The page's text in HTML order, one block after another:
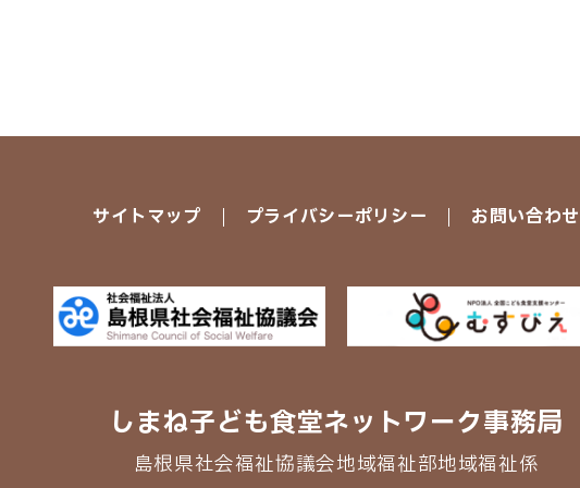
サイトマップ プライバシーポリシー お問い合わせ
しまね子ども食堂ネットワーク事務局
島根県社会福祉協議会地域福祉部地域福祉係